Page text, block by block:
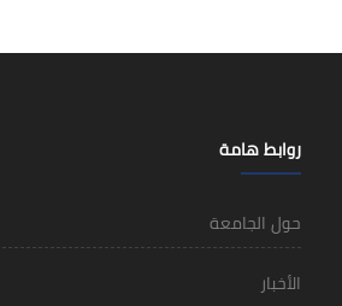
روابط هامة
حول الجامعة
الأخبار